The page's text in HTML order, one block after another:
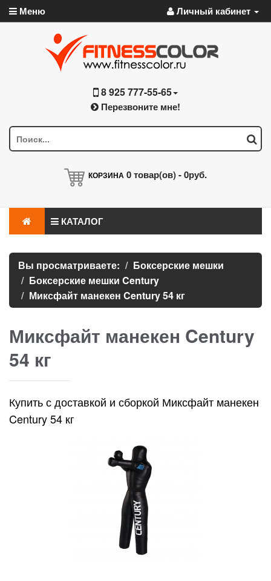
Меню Личный кабинет
8 925 777-55-65
Перезвоните мне!
КОРЗИНА 0товар(ов) -0руб.
КАТАЛОГ
Вы просматриваете:
Боксерские мешки
Боксерские мешки Century
Миксфайт манекен Century 54 кг
Миксфайт манекен Century
54 кг
Купить с доставкой и сборкой Миксфайт манекен
Century 54 кг